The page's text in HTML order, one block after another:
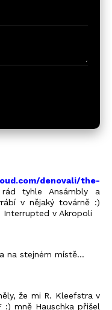
denovali/the-
tyhle Ansámbly a
v nějaký továrně :)
Interrupted v Akropoli
na stejném místě...
že mi R. Kleefstra v
:) mně Hauschka přišel